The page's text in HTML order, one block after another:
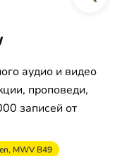
аудио и видео
проповеди,
записей от
MWV B49